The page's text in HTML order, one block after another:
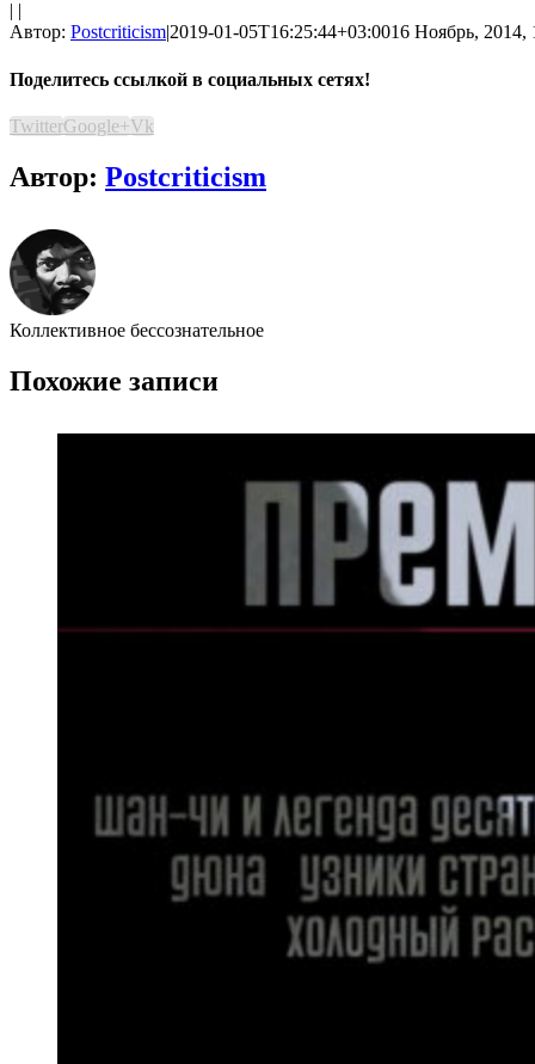
| |
Автор: Postcriticism|2019-01-05T16:25:44+03:0016 Ноябрь, 2014,
Поделитесь ссылкой в социальных сетях!
TwitterGoogle+Vk
Автор: Postcriticism
Коллективное бессознательное
Похожие записи